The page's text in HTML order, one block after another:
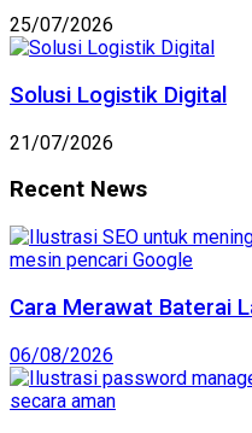
25/07/2026
Solusi Logistik Digital
21/07/2026
Recent News
Cara Merawat Baterai
06/08/2026